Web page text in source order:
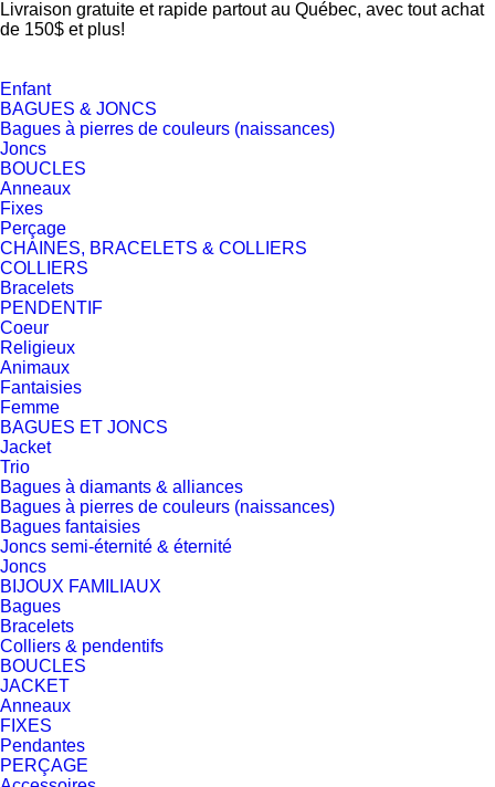
Livraison gratuite et rapide partout au Québec, avec tout achat
de 150$ et plus!
Enfant
BAGUES & JONCS
Bagues à pierres de couleurs (naissances)
Joncs
BOUCLES
Anneaux
Fixes
Perçage
CHAINES, BRACELETS & COLLIERS
COLLIERS
Bracelets
PENDENTIF
Coeur
Religieux
Animaux
Fantaisies
Femme
BAGUES ET JONCS
Jacket
Trio
Bagues à diamants & alliances
Bagues à pierres de couleurs (naissances)
Bagues fantaisies
Joncs semi-éternité & éternité
Joncs
BIJOUX FAMILIAUX
Bagues
Bracelets
Colliers & pendentifs
BOUCLES
JACKET
Anneaux
FIXES
Pendantes
PERÇAGE